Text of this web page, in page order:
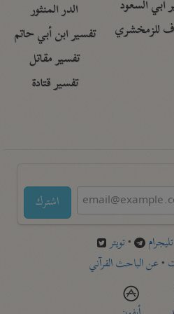
أبي السعود
للزمخشري
الدر المنثور
تفسير ابن أبي حاتم
تفسير مقاتل
تفسير قتادة
اشترك
تليجرام •تويتر
•عن الباحث القرآني